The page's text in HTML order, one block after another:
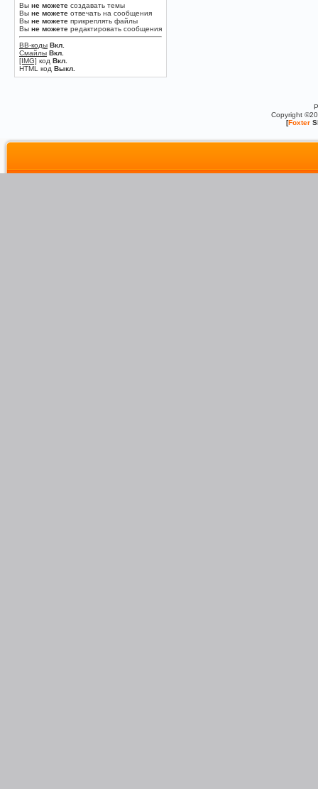
Вы не можете создавать темы
Вы не можете отвечать на сообщения
Вы не можете прикреплять файлы
Вы не можете редактировать сообщения
BB-коды Вкл.
Смайлы Вкл.
[IMG] код Вкл.
HTML код Выкл.
Copyright
[Foxter